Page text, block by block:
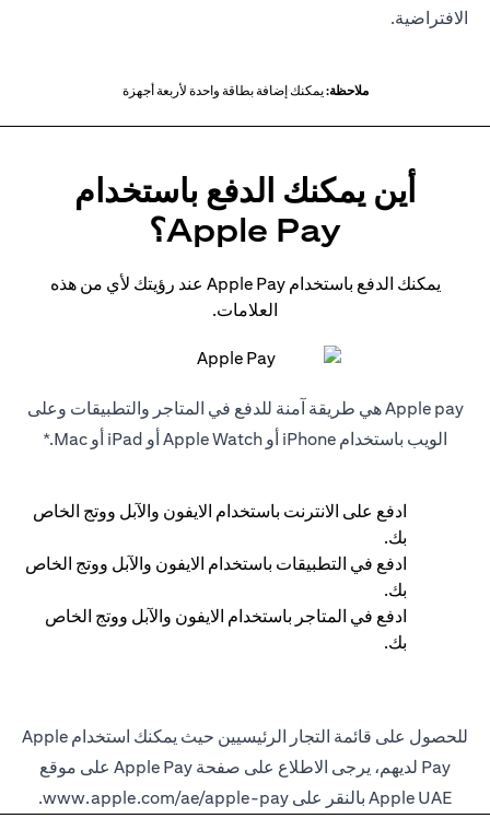
الافتراضية.
ملاحظة:يمكنك إضافة بطاقة واحدة لأربعة أجهزة
أين يمكنك الدفع باستخدام
Apple Pay؟
يمكنك الدفع باستخدام Apple Pay عند رؤيتك لأي من هذه
العلامات.
Apple pay هي طريقة آمنة للدفع في المتاجر والتطبيقات وعلى
الويب باستخدام iPhone أو Apple Watch أو iPad أو Mac.*
ادفع على الانترنت باستخدام الايفون والآبل ووتج الخاص
بك.
ادفع في التطبيقات باستخدام الايفون والآبل ووتج الخاص
بك.
ادفع في المتاجر باستخدام الايفون والآبل ووتج الخاص
بك.
للحصول على قائمة التجار الرئيسيين حيث يمكنك استخدام Apple
Pay لديهم، يرجى الاطلاع على صفحة Apple Pay على موقع
Apple UAE بالنقر على
www.apple.com/ae/apple-pay
.